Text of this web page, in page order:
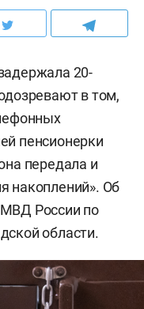
20-
в том,
пенсионерки
передала и
накоплений». Об
России по
области.